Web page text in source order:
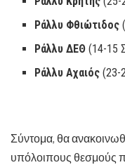
Ράλλυ Φθιώτιδος
Ράλλυ ΔΕΘ(14-15
Ράλλυ Αχαιός (23-
Σύντομα, θα
υπόλοιπους θεσμούς